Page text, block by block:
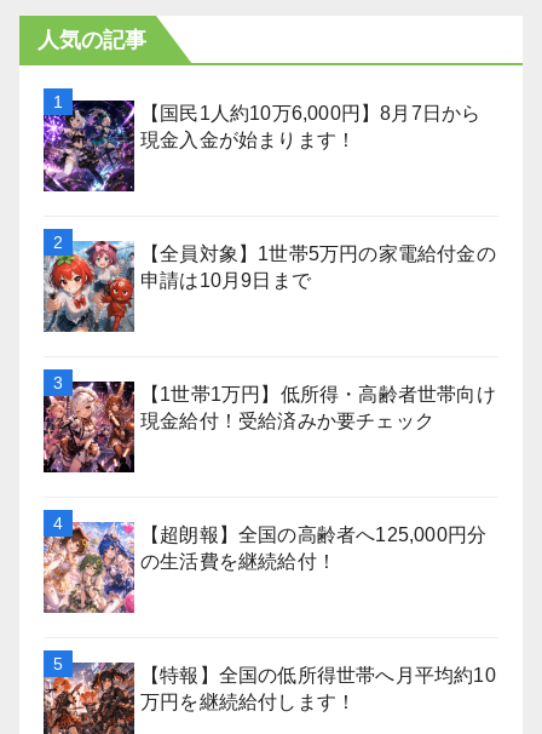
人気の記事
【国民1人約10万6,000円】8月7日から
現金入金が始まります！
【全員対象】1世帯5万円の家電給付金の
申請は10月9日まで
【1世帯1万円】低所得・高齢者世帯向け
現金給付！受給済みか要チェック
【超朗報】全国の高齢者へ125,000円分
の生活費を継続給付！
【特報】全国の低所得世帯へ月平均約10
万円を継続給付します！